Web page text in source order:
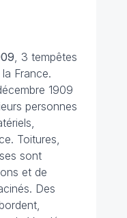
, 3 tempêtes
France.
1909
personnes
Toitures,
sont
et de
Des